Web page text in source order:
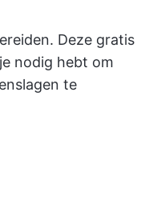
Deze gratis
nodig hebt om
te